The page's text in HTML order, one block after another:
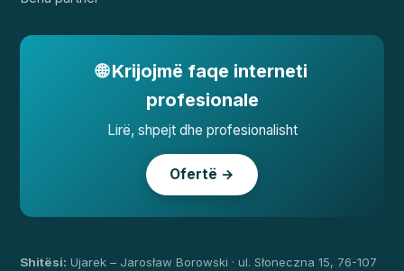
🌐 Krijojmë faqe interneti
profesionale
Lirë, shpejt dhe profesionalisht
Ofertë →
Shitësi: Ujarek – Jarosław Borowski · ul. Słoneczna 15, 76-107